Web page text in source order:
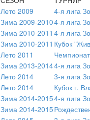
Лето 2009
4-я лига
Зима 2009-20104-я лига
Зима 2010-2011 4-я лига
Зима 2010-2011 Кубок
Лето 2011
Зима 2013-20144-я лига
Лето 2014
3-я лига
Лето 2014
Кубок г.
Зима 2014-20154-я лига
Зима 2014-2015